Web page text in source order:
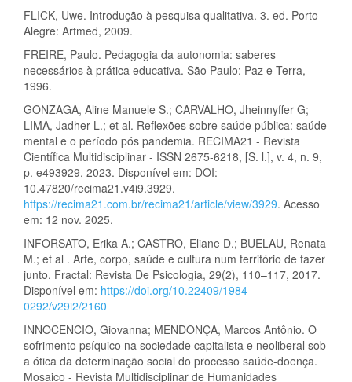
FLICK, Uwe. Introdução à pesquisa qualitativa. 3. ed. Porto
Alegre: Artmed, 2009.
FREIRE, Paulo. Pedagogia da autonomia: saberes
necessários à prática educativa. São Paulo: Paz e Terra,
1996.
GONZAGA, Aline Manuele S.; CARVALHO, Jheinnyffer G;
LIMA, Jadher L.; et al. Reflexões sobre saúde pública: saúde
mental e o período pós pandemia. RECIMA21 - Revista
Científica Multidisciplinar - ISSN 2675-6218, [S. l.], v. 4, n. 9,
p. e493929, 2023. Disponível em: DOI:
10.47820/recima21.v4i9.3929.
https://recima21.com.br/recima21/article/view/3929. Acesso
em: 12 nov. 2025.
INFORSATO, Erika A.; CASTRO, Eliane D.; BUELAU, Renata
M.; et al . Arte, corpo, saúde e cultura num território de fazer
junto. Fractal: Revista De Psicologia, 29(2), 110–117, 2017.
Disponível em: https://doi.org/10.22409/1984-
0292/v29i2/2160
INNOCENCIO, Giovanna; MENDONÇA, Marcos Antônio. O
sofrimento psíquico na sociedade capitalista e neoliberal sob
a ótica da determinação social do processo saúde-doença.
Mosaico - Revista Multidisciplinar de Humanidades